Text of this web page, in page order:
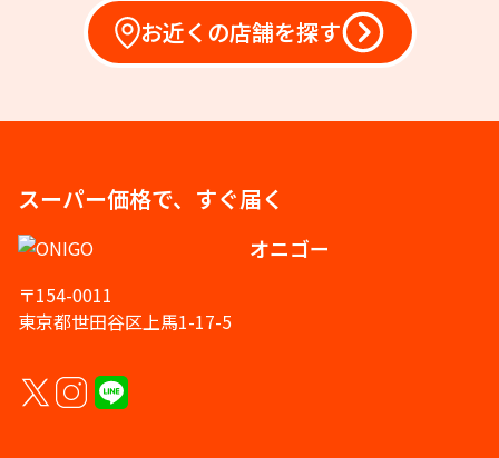
お近くの店舗を探す
スーパー価格で、すぐ届く
オニゴー
〒154-0011
東京都世田谷区上馬1-17-5